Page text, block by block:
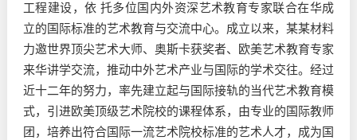
工程建设，依 托多位国内外资深艺术教育专家联合在华成
立的国际标准的艺术教育与交流中心。成立以来，某某材料
力邀世界顶尖艺术大师、奥斯卡获奖者、欧美艺术教育专家
来华讲学交流，推动中外艺术产业与国际的学术交往。经过
近十二年的努力，率先建立起与国际接轨的当代艺术教育模
式，引进欧美顶级艺术院校的课程体系，由专业的国际教师
团，培养出符合国际一流艺术院校标准的艺术人才，成为国